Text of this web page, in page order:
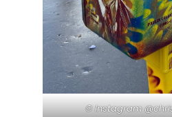
© Instagram